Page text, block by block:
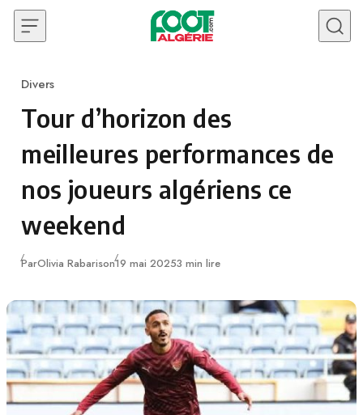
Skip to content
Category
Divers
Tour d’horizon des
meilleures performances de
nos joueurs algériens ce
weekend
ParOlivia RabarisonPublié
19 mai 20253 min lire